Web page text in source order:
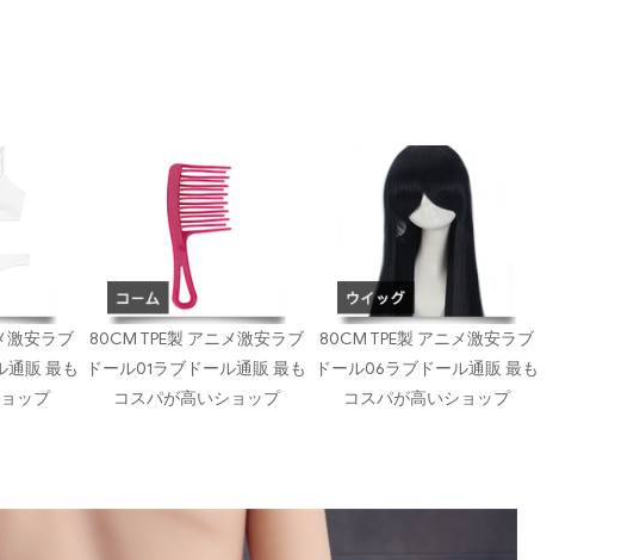
激安ラブ
通販 最も
ップ
80CM TPE製 アニメ激安ラブ
ドール01ラブドール通販 最も
コスパが高いショップ
80CM TPE製 アニメ激安ラブ
ドール06ラブドール通販 最も
コスパが高いショップ